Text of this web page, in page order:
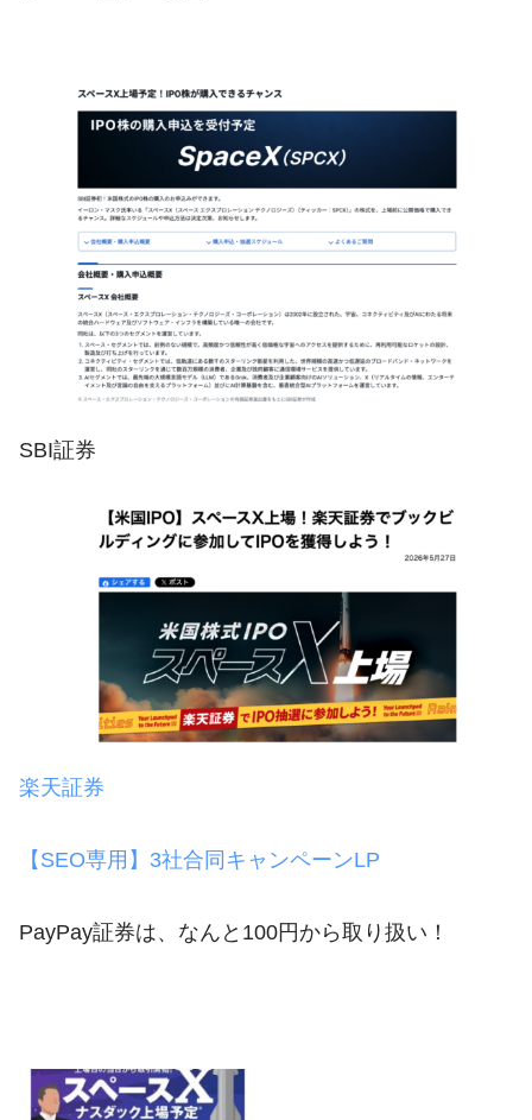
SBI証券
楽天証券
【SEO専用】3社合同キャンペーンLP
PayPay証券は、なんと100円から取り扱い！